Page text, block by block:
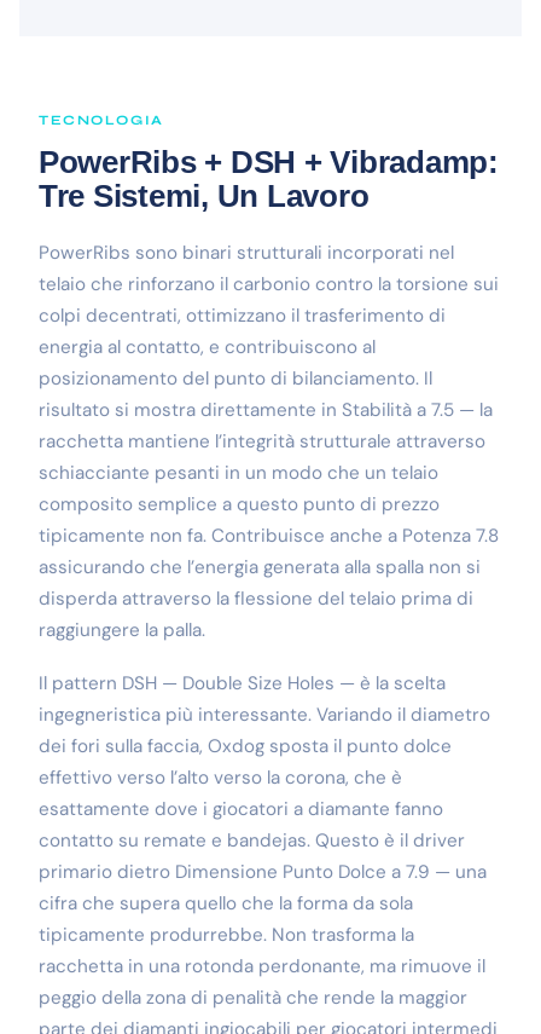
TECNOLOGIA
PowerRibs + DSH + Vibradamp:
Tre Sistemi, Un Lavoro
PowerRibs sono binari strutturali incorporati nel
telaio che rinforzano il carbonio contro la torsione sui
colpi decentrati, ottimizzano il trasferimento di
energia al contatto, e contribuiscono al
posizionamento del punto di bilanciamento. Il
risultato si mostra direttamente in Stabilità a 7.5 — la
racchetta mantiene l’integrità strutturale attraverso
schiacciante pesanti in un modo che un telaio
composito semplice a questo punto di prezzo
tipicamente non fa. Contribuisce anche a Potenza 7.8
assicurando che l’energia generata alla spalla non si
disperda attraverso la flessione del telaio prima di
raggiungere la palla.
Il pattern DSH — Double Size Holes — è la scelta
ingegneristica più interessante. Variando il diametro
dei fori sulla faccia, Oxdog sposta il punto dolce
effettivo verso l’alto verso la corona, che è
esattamente dove i giocatori a diamante fanno
contatto su remate e bandejas. Questo è il driver
primario dietro Dimensione Punto Dolce a 7.9 — una
cifra che supera quello che la forma da sola
tipicamente produrrebbe. Non trasforma la
racchetta in una rotonda perdonante, ma rimuove il
peggio della zona di penalità che rende la maggior
parte dei diamanti ingiocabili per giocatori intermedi